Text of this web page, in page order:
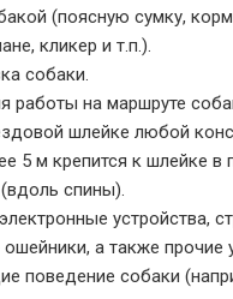
(поясную сумку,
кликер и т.п.).
собаки.
работы на маршруте
шлейке любой
5 м крепится к шлейке в
спины).
устройства,
а также прочие
поведение собаки